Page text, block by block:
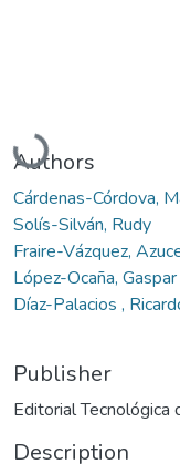
Loading...
Authors
Cárdenas-Córdova,
Solís-Silván, Rudy
Fraire-Vázquez,
López-Ocaña, Gaspar
Díaz-Palacios ,
Publisher
Editorial Tecnológica
Description